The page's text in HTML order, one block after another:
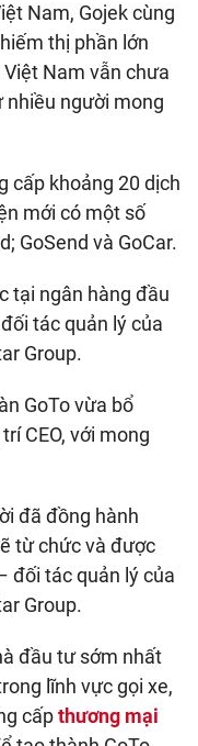
Nam, Gojek cùng
thị phần lớn
Nam vẫn chưa
người mong
cấp khoảng 20 dịch
mới có một số
GoSend và GoCar.
tại ngân hàng đầu
tác quản lý của
Group.
GoTo vừa bổ
CEO, với mong
đã đồng hành
từ chức và được
đối tác quản lý của
Group.
đầu tư sớm nhất
lĩnh vực gọi xe,
cấpthương mại